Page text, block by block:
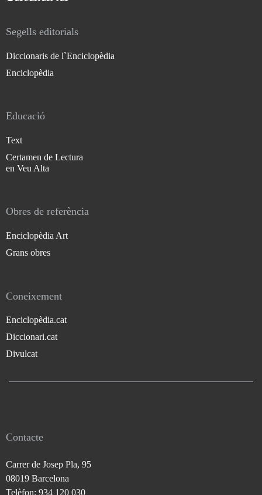
Segells editorials
Diccionaris de l`Enciclopèdia
Enciclopèdia
Educació
Text
Certamen de Lectura
en Veu Alta
Obres de referència
Enciclopèdia Art
Grans obres
Coneixement
Enciclopèdia.cat
Diccionari.cat
Divulcat
Contacte
Carrer de Josep Pla, 95
08019 Barcelona
Telèfon: 934 120 030